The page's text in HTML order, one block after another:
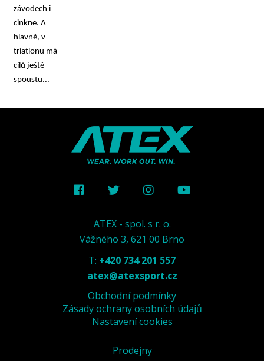
závodech i
cinkne. A
hlavně, v
triatlonu má
cílů ještě
spoustu...
ATEX - spol. s r. o.
Vážného 3, 621 00 Brno
T: +420 734 201 557
atex@atexsport.cz
Obchodní podmínky
Zásady ochrany osobních údajů
Nastavení cookies
Prodejny